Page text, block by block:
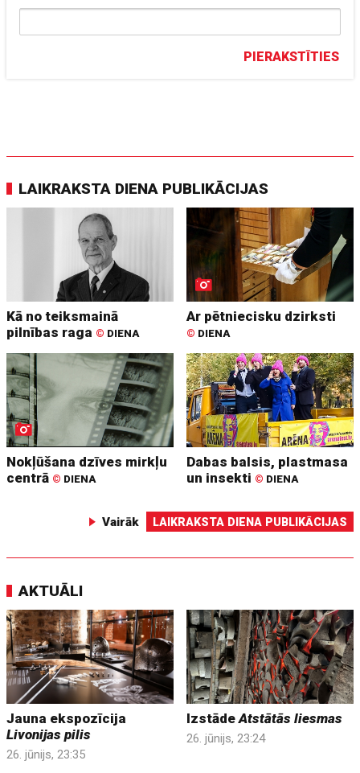
PIERAKSTĪTIES
LAIKRAKSTA DIENA PUBLIKĀCIJAS
Kā no teiksmainā
pilnības raga © DIENA
Ar pētniecisku dzirksti
© DIENA
Nokļūšana dzīves mirkļu
centrā © DIENA
Dabas balsis, plastmasa
un insekti © DIENA
Vairāk LAIKRAKSTA DIENA PUBLIKĀCIJAS
AKTUĀLI
Jauna ekspozīcija
Livonijas pilis
26. jūnijs, 23:35
IzstādeAtstātās liesmas
26. jūnijs, 23:24